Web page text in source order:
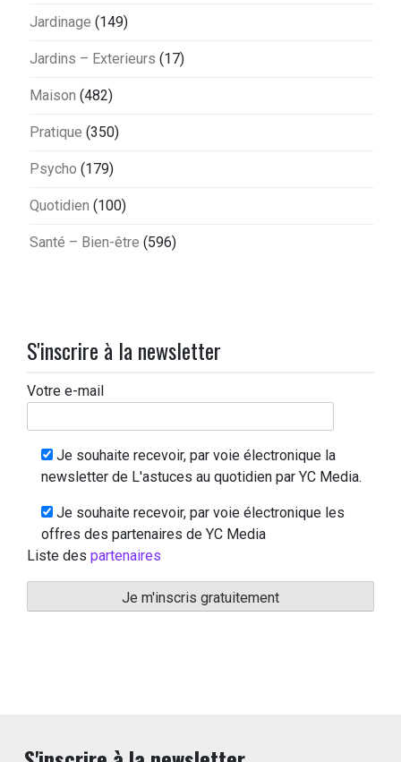
Jardinage (149)
Jardins – Exterieurs (17)
Maison (482)
Pratique (350)
Psycho (179)
Quotidien (100)
Santé – Bien-être (596)
S'inscrire à la newsletter
Votre e-mail
Je souhaite recevoir, par voie électronique la
newsletter de L'astuces au quotidien par YC Media.
Je souhaite recevoir, par voie électronique les
offres des partenaires de YC Media
Liste des partenaires